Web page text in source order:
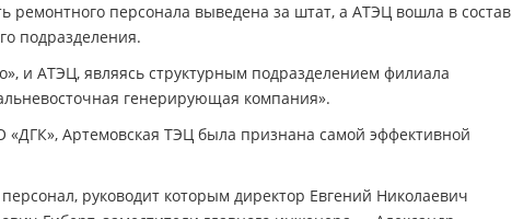
ремонтного персонала выведена за штат, а АТЭЦ вошла в состав
подразделения.
и АТЭЦ, являясь структурным подразделением филиала
генерирующая компания».
«ДГК», Артемовская ТЭЦ была признана самой эффективной
руководит которым директор Евгений Николаевич